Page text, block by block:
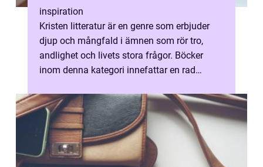
inspiration
Kristen litteratur är en genre som erbjuder
djup och mångfald i ämnen som rör tro,
andlighet och livets stora frågor. Böcker
inom denna kategori innefattar en rad